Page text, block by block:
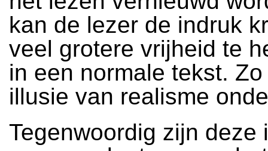
kan de lezer de indruk
veel grotere vrijheid te
in een normale tekst.
illusie van realisme
Tegenwoordig zijn deze